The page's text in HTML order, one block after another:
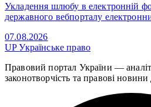
Укладення шлюбу в електронній
державного вебпорталу
07.08.2026
UPУкраїнське право
Правовий портал України —
законотворчість та правові